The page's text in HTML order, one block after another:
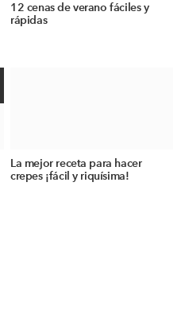
12 cenas de verano fáciles y
rápidas
La mejor receta para hacer
crepes ¡fácil y riquísima!